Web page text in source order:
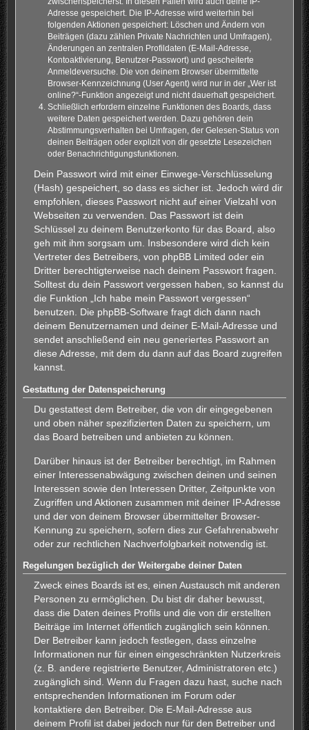
Adresse gespeichert. Die IP-Adresse wird weiterhin bei
folgenden Aktionen gespeichert: Löschen und Ändern von
Beiträgen (dazu zählen Private Nachrichten und Umfragen),
Änderungen an zentralen Profildaten (E-Mail-Adresse,
Kontoaktivierung, Benutzer-Passwort) und gescheiterte
Anmeldeversuche. Die von deinem Browser übermittelte
Browser-Kennzeichnung (User Agent) wird nur in der „Wer ist
online?“-Funktion angezeigt und nicht dauerhaft gespeichert.
Schließlich erfordern einzelne Funktionen des Boards, dass
weitere Daten gespeichert werden. Dazu gehören dein
Abstimmungsverhalten bei Umfragen, der Gelesen-Status von
deinen Beiträgen oder explizit von dir gesetzte Lesezeichen
oder Benachrichtigungsfunktionen.
Dein Passwort wird mit einer Einwege-Verschlüsselung
(Hash) gespeichert, so dass es sicher ist. Jedoch wird dir
empfohlen, dieses Passwort nicht auf einer Vielzahl von
Webseiten zu verwenden. Das Passwort ist dein
Schlüssel zu deinem Benutzerkonto für das Board, also
geh mit ihm sorgsam um. Insbesondere wird dich kein
Vertreter des Betreibers, von phpBB Limited oder ein
Dritter berechtigterweise nach deinem Passwort fragen.
Solltest du dein Passwort vergessen haben, so kannst du
die Funktion „Ich habe mein Passwort vergessen“
benutzen. Die phpBB-Software fragt dich dann nach
deinem Benutzernamen und deiner E-Mail-Adresse und
sendet anschließend ein neu generiertes Passwort an
diese Adresse, mit dem du dann auf das Board zugreifen
kannst.
Gestattung der Datenspeicherung
Du gestattest dem Betreiber, die von dir eingegebenen
und oben näher spezifizierten Daten zu speichern, um
das Board betreiben und anbieten zu können.
Darüber hinaus ist der Betreiber berechtigt, im Rahmen
einer Interessenabwägung zwischen deinen und seinen
Interessen sowie den Interessen Dritter, Zeitpunkte von
Zugriffen und Aktionen zusammen mit deiner IP-Adresse
und der von deinem Browser übermittelter Browser-
Kennung zu speichern, sofern dies zur Gefahrenabwehr
oder zur rechtlichen Nachverfolgbarkeit notwendig ist.
Regelungen bezüglich der Weitergabe deiner Daten
Zweck eines Boards ist es, einen Austausch mit anderen
Personen zu ermöglichen. Du bist dir daher bewusst,
dass die Daten deines Profils und die von dir erstellten
Beiträge im Internet öffentlich zugänglich sein können.
Der Betreiber kann jedoch festlegen, dass einzelne
Informationen nur für einen eingeschränkten Nutzerkreis
(z. B. andere registrierte Benutzer, Administratoren etc.)
zugänglich sind. Wenn du Fragen dazu hast, suche nach
entsprechenden Informationen im Forum oder
kontaktiere den Betreiber. Die E-Mail-Adresse aus
deinem Profil ist dabei jedoch nur für den Betreiber und